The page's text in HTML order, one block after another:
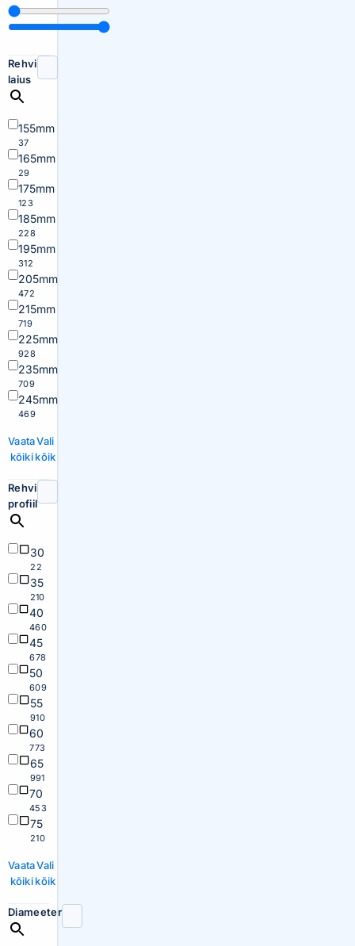
Rehvi
laius
155mm
37
165mm
29
175mm
123
185mm
228
195mm
312
205mm
472
215mm
719
225mm
928
235mm
709
245mm
469
Vaata
kõiki
Vali
kõik
Rehvi
profiil
30
22
35
210
40
460
45
678
50
609
55
910
60
773
65
991
70
453
75
210
Vaata
kõiki
Vali
kõik
Diameeter